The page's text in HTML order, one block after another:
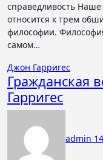
справедливость
относится к трем
философии.
самом…
Джон Гарригес
Гражданская
Гарригес
admin